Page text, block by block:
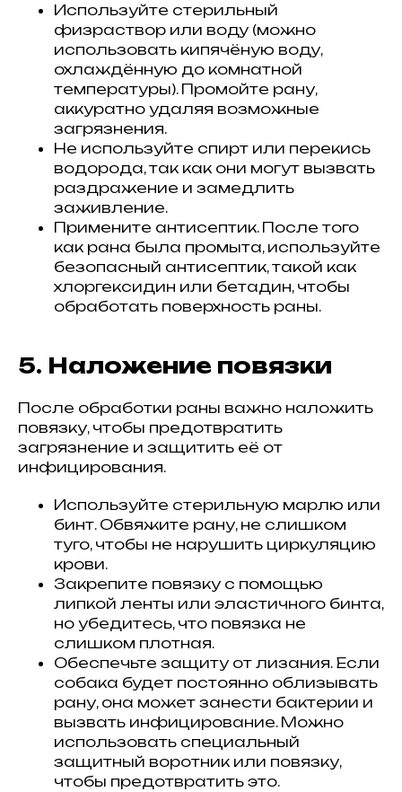
Используйте стерильный
физраствор или воду (можно
использовать кипячёную воду,
охлаждённую до комнатной
температуры). Промойте рану,
аккуратно удаляя возможные
загрязнения.
Не используйте спирт или перекись
водорода, так как они могут вызвать
раздражение и замедлить
заживление.
Примените антисептик. После того
как рана была промыта, используйте
безопасный антисептик, такой как
хлоргексидин или бетадин, чтобы
обработать поверхность раны.
5. Наложение повязки
После обработки раны важно наложить
повязку, чтобы предотвратить
загрязнение и защитить её от
инфицирования.
Используйте стерильную марлю или
бинт. Обвяжите рану, не слишком
туго, чтобы не нарушить циркуляцию
крови.
Закрепите повязку с помощью
липкой ленты или эластичного бинта,
но убедитесь, что повязка не
слишком плотная.
Обеспечьте защиту от лизания. Если
собака будет постоянно облизывать
рану, она может занести бактерии и
вызвать инфицирование. Можно
использовать специальный
защитный воротник или повязку,
чтобы предотвратить это.